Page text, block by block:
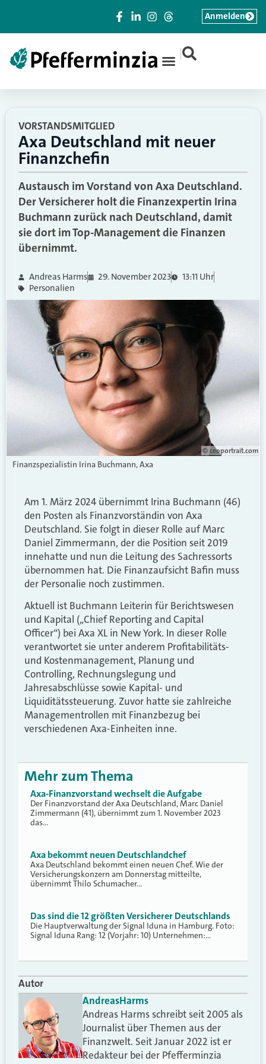
|
Anmelden
VORSTANDSMITGLIED
Axa Deutschland mit neuer
Finanzchefin
Austausch im Vorstand von Axa Deutschland.
Der Versicherer holt die Finanzexpertin Irina
Buchmann zurück nach Deutschland, damit
sie dort im Top-Management die Finanzen
übernimmt.
Andreas Harms 29. November 2023
13:11 Uhr
Personalien
© ceoportrait.com
Finanzspezialistin Irina Buchmann, Axa
Am 1. März 2024 übernimmt Irina Buchmann (46)
den Posten als Finanzvorständin von Axa
Deutschland. Sie folgt in dieser Rolle auf Marc
Daniel Zimmermann, der die Position seit 2019
innehatte und nun die Leitung des Sachressorts
übernommen hat. Die Finanzaufsicht Bafin muss
der Personalie noch zustimmen.
Aktuell ist Buchmann Leiterin für Berichtswesen
und Kapital („Chief Reporting and Capital
Officer“) bei Axa XL in New York. In dieser Rolle
verantwortet sie unter anderem Profitabilitäts-
und Kostenmanagement, Planung und
Controlling, Rechnungslegung und
Jahresabschlüsse sowie Kapital- und
Liquiditätssteuerung. Zuvor hatte sie zahlreiche
Managementrollen mit Finanzbezug bei
verschiedenen Axa-Einheiten inne.
Mehr zum Thema
Axa-Finanzvorstand wechselt die Aufgabe
Der Finanzvorstand der Axa Deutschland, Marc Daniel
Zimmermann (41), übernimmt zum 1. November 2023
das…
Axa bekommt neuen Deutschlandchef
Axa Deutschland bekommt einen neuen Chef. Wie der
Versicherungskonzern am Donnerstag mitteilte,
übernimmt Thilo Schumacher…
Das sind die 12 größten Versicherer Deutschlands
Die Hauptverwaltung der Signal Iduna in Hamburg. Foto:
Signal Iduna Rang: 12 (Vorjahr: 10) Unternehmen:…
Autor
AndreasHarms
Andreas Harms schreibt seit 2005 als
Journalist über Themen aus der
Finanzwelt. Seit Januar 2022 ist er
Redakteur bei der Pfefferminzia